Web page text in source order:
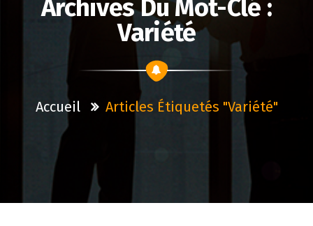
Archives Du Mot-Clé :
Variété
Accueil Articles Étiquetés "variété"